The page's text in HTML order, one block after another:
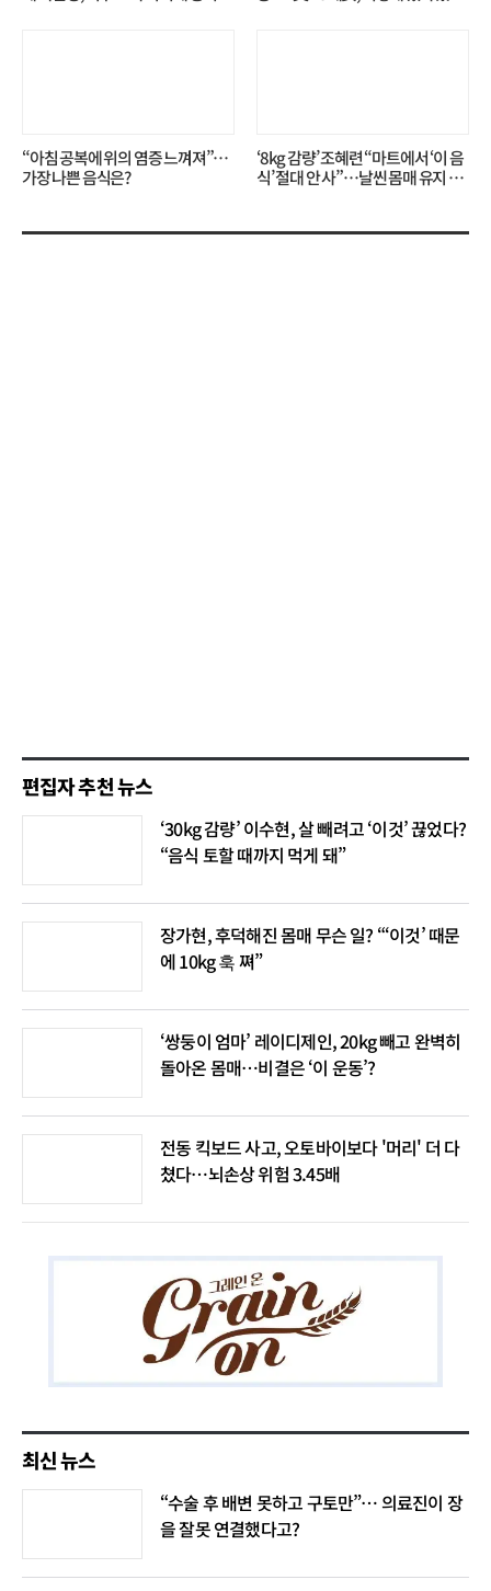
“아침 공복에 위의 염증 느껴져”…
가장 나쁜 음식은?
‘8kg 감량’ 조혜련 “마트에서 ‘이 음
식’ 절대 안 사”…날씬 몸매 유지 비
편집자 추천 뉴스
‘30kg 감량’ 이수현, 살 빼려고 ‘이것’ 끊었다?
“음식 토할 때까지 먹게 돼”
장가현, 후덕해진 몸매 무슨 일? “‘이것’ 때문
에 10kg 훅 쪄”
‘쌍둥이 엄마’ 레이디제인, 20kg 빼고 완벽히
돌아온 몸매…비결은 ‘이 운동’?
전동 킥보드 사고, 오토바이보다 '머리' 더 다
쳤다…뇌손상 위험 3.45배
최신 뉴스
“수술 후 배변 못하고 구토만”… 의료진이 장
을 잘못 연결했다고?